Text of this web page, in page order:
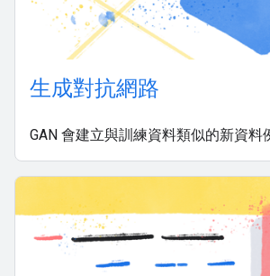
生成對抗網路
GAN 會建立與訓練資料類似的新資料